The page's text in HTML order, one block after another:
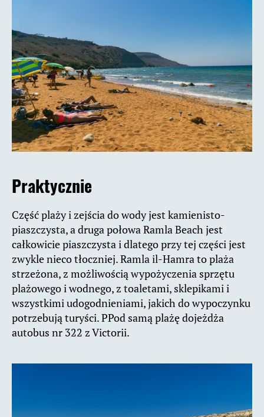
Praktycznie
Część plaży i zejścia do wody jest kamienisto-
piaszczysta, a druga połowa Ramla Beach jest
całkowicie piaszczysta i dlatego przy tej części jest
zwykle nieco tłoczniej. Ramla il-Hamra to plaża
strzeżona, z możliwością wypożyczenia sprzętu
plażowego i wodnego, z toaletami, sklepikami i
wszystkimi udogodnieniami, jakich do wypoczynku
potrzebują turyści. PPod samą plażę dojeżdża
autobus nr 322 z Victorii.